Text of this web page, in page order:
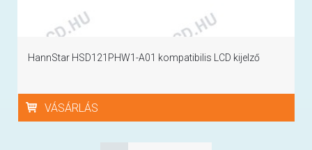
HannStar HSD121PHW1-A01 kompatibilis LCD kijelző
VÁSÁRLÁS